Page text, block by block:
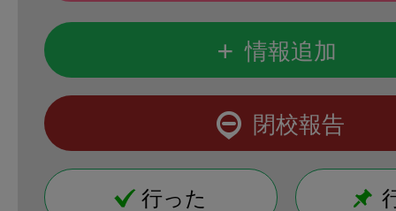
+ 情報追加
閉校報告
行った